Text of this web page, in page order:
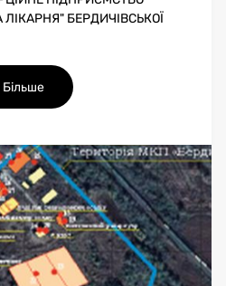
БЕРДИЧІВСЬКОЇ
Більше